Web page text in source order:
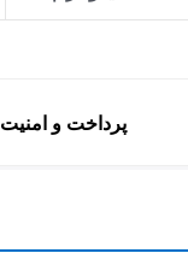
پرداخت و امنیت